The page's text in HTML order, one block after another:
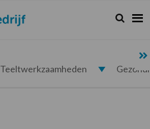
Zoeken...
Zoek
Teeltwerkzaamheden